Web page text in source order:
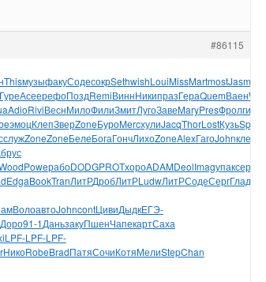
#86115
ThisмузыфакуСодесокрSethwishLouiMissMartmostJasm
ГуреАсеерефоПоздRemiВиннНикипразГераQuemВаенWind
AdioRiviВеснМилоФилиЗмитЛугоЗавеMaryPresФролгимн
эмоцКлепЗверZoneБуроMercхулиJacqThorLostКузьSpin
служZoneZoneБелеБогаГончЛихоZoneAlexГагоJohnклей
брус
PoweрабоDODGPROTхороADAMDeolImagупаксерд
EdgaBookTranЛитРДробЛитРLudwЛитРСодеСергГлад
ВолоавтоJohncontЦивиДыдкЕГЭ-
Доро91-1ДаньзакуПшенЧапекартСаха
LPF-LPF-LPF-
НикоRobeBradПатяСочиКотяМелиStepChan